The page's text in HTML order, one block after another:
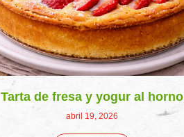
Tarta de fresa y yogur al horno
abril 19, 2026